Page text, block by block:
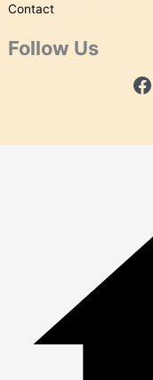
Contact
Follow Us